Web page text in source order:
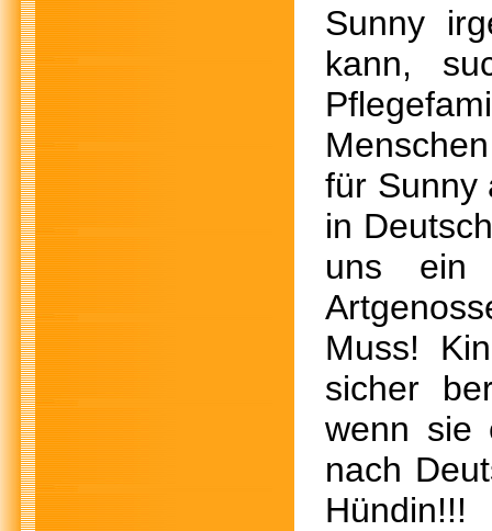
Sunny
kann,
für Sunny
in
uns ein
Muss!
sicher
wenn sie
nach
Hündin!!!